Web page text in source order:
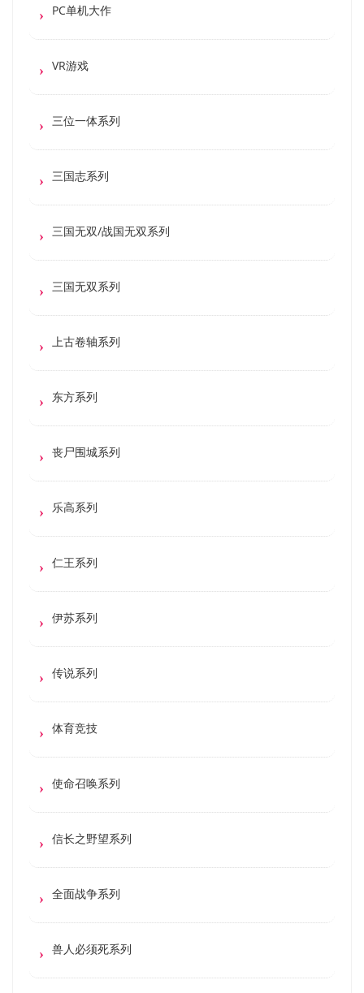
PC单机大作
VR游戏
三位一体系列
三国志系列
三国无双/战国无双系列
三国无双系列
上古卷轴系列
东方系列
丧尸围城系列
乐高系列
仁王系列
伊苏系列
传说系列
体育竞技
使命召唤系列
信长之野望系列
全面战争系列
兽人必须死系列